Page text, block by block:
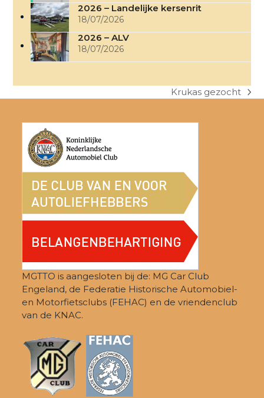
2026 – Landelijke kersenrit
18/07/2026
2026 – ALV
18/07/2026
next
Krukas gezocht
MGTTO is aangesloten bij de: MG Car Club
Engeland, de Federatie Historische Automobiel-
en Motorfietsclubs (FEHAC) en de vriendenclub
van de KNAC.